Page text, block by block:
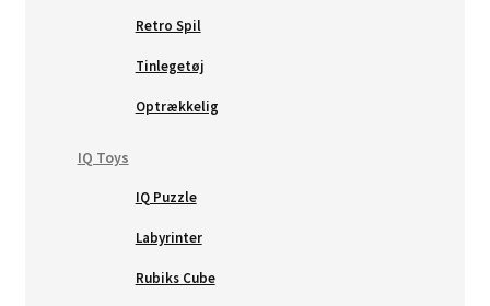
Retro Spil
Tinlegetøj
Optrækkelig
IQ Toys
IQ Puzzle
Labyrinter
Rubiks Cube